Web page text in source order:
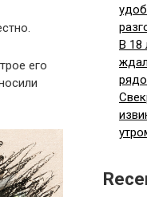
его
В 18